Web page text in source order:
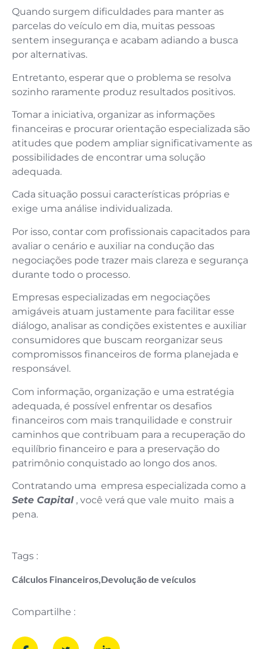
Quando surgem dificuldades para manter as
parcelas do veículo em dia, muitas pessoas
sentem insegurança e acabam adiando a busca
por alternativas.
Entretanto, esperar que o problema se resolva
sozinho raramente produz resultados positivos.
Tomar a iniciativa, organizar as informações
financeiras e procurar orientação especializada são
atitudes que podem ampliar significativamente as
possibilidades de encontrar uma solução
adequada.
Cada situação possui características próprias e
exige uma análise individualizada.
Por isso, contar com profissionais capacitados para
avaliar o cenário e auxiliar na condução das
negociações pode trazer mais clareza e segurança
durante todo o processo.
Empresas especializadas em negociações
amigáveis atuam justamente para facilitar esse
diálogo, analisar as condições existentes e auxiliar
consumidores que buscam reorganizar seus
compromissos financeiros de forma planejada e
responsável.
Com informação, organização e uma estratégia
adequada, é possível enfrentar os desafios
financeiros com mais tranquilidade e construir
caminhos que contribuam para a recuperação do
equilíbrio financeiro e para a preservação do
patrimônio conquistado ao longo dos anos.
Contratando uma empresa especializada como a
Sete Capital , você verá que vale muito mais a
pena.
Tags :
Cálculos Financeiros,Devolução de veículos
Compartilhe :